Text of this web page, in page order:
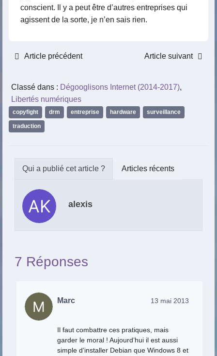
conscient. Il y a peut être d’autres entreprises qui
agissent de la sorte, je n’en sais rien.
Article précédent Article suivant
Classé dans : Dégooglisons Internet (2014-2017),
Libertés numériques
copyfight drm entreprise hardware surveillance
traduction
Articles récents
alexis
7 Réponses
Marc 13 mai 2013
Il faut combattre ces pratiques, mais
garder le moral ! Aujourd’hui il est aussi
simple d’installer Debian que Windows 8 et